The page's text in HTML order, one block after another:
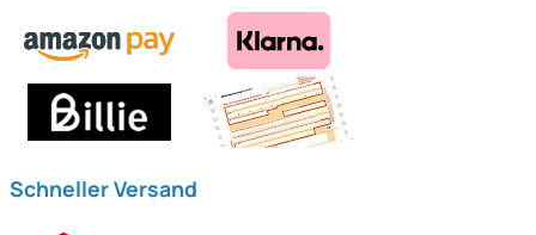
Schneller Versand